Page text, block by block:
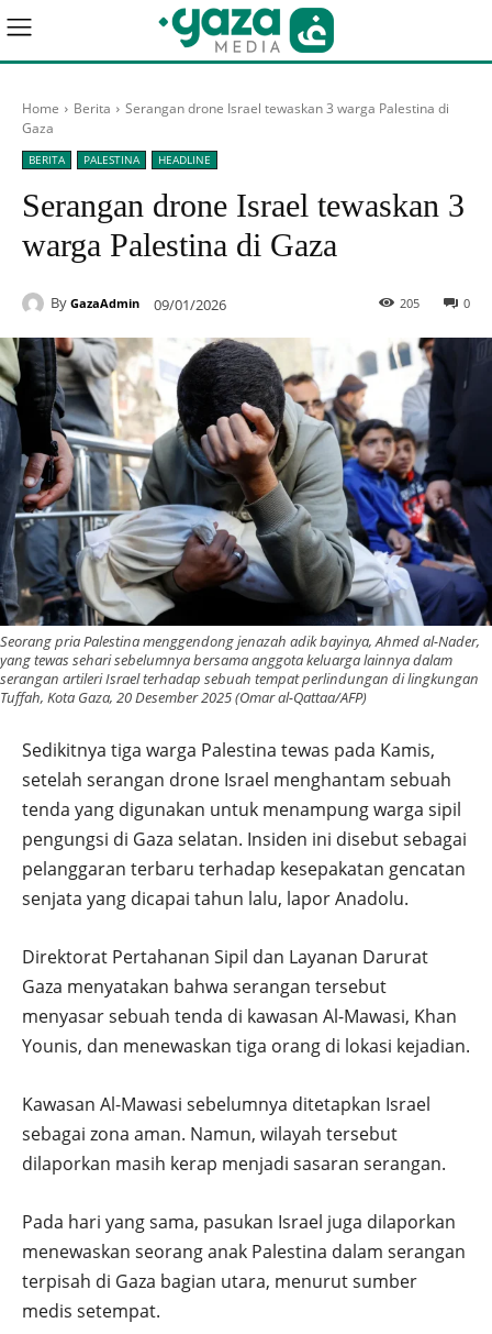
Home Berita
Serangan drone Israel tewaskan 3 warga Palestina di
Gaza
BERITA PALESTINA HEADLINE
Serangan drone Israel tewaskan 3
warga Palestina di Gaza
By GazaAdmin 09/01/2026 0
205
Seorang pria Palestina menggendong jenazah adik bayinya, Ahmed al-Nader,
yang tewas sehari sebelumnya bersama anggota keluarga lainnya dalam
serangan artileri Israel terhadap sebuah tempat perlindungan di lingkungan
Tuffah, Kota Gaza, 20 Desember 2025 (Omar al-Qattaa/AFP)
Sedikitnya tiga warga Palestina tewas pada Kamis,
setelah serangan drone Israel menghantam sebuah
tenda yang digunakan untuk menampung warga sipil
pengungsi di Gaza selatan. Insiden ini disebut sebagai
pelanggaran terbaru terhadap kesepakatan gencatan
senjata yang dicapai tahun lalu, lapor Anadolu.
Direktorat Pertahanan Sipil dan Layanan Darurat
Gaza menyatakan bahwa serangan tersebut
menyasar sebuah tenda di kawasan Al-Mawasi, Khan
Younis, dan menewaskan tiga orang di lokasi kejadian.
Kawasan Al-Mawasi sebelumnya ditetapkan Israel
sebagai zona aman. Namun, wilayah tersebut
dilaporkan masih kerap menjadi sasaran serangan.
Pada hari yang sama, pasukan Israel juga dilaporkan
menewaskan seorang anak Palestina dalam serangan
terpisah di Gaza bagian utara, menurut sumber
medis setempat.